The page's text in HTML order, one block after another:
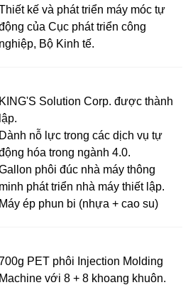
kế và phát triển máy móc tự
của Cục phát triển công
nghiệp, Bộ Kinh tế.
KING'S Solution Corp. được thành
lập.
Dành nỗ lực trong các dịch vụ tự
hóa trong ngành 4.0.
phôi đúc nhà máy thông
minh phát triển nhà máy thiết lập.
Máy ép phun bi (nhựa + cao su)
PET phôi Injection Molding
Machine với 8 + 8 khoang khuôn.